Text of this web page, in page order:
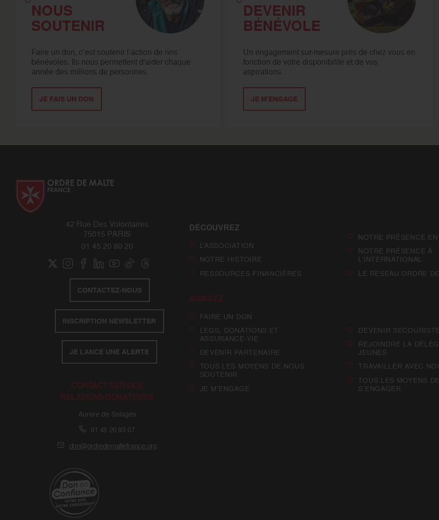
NOUS
SOUTENIR
Faire un don, c’est soutenir l’action de nos
bénévoles. Ils nous permettent d'aider chaque
année des millions de personnes.
JE FAIS UN DON
DEVENIR
BÉNÉVOLE
Un engagement sur-mesure près de chez vous en
fonction de votre disponibilité et de vos
aspirations.
JE M'ENGAGE
42 Rue Des Volontaires
75015 PARIS
01 45 20 80 20
CONTACTEZ-NOUS
INSCRIPTION NEWSLETTER
JE LANCE UNE ALERTE
CONTACT SERVICE
RELATIONS DONATEURS
Aurore de Solages
01 45 20 93 07
don@ordredemaltefrance.org
DÉCOUVREZ
L’ASSOCIATION
NOTRE HISTOIRE
RESSOURCES FINANCIÈRES
NOTRE PRÉSENCE
NOTRE PRÉSENCE À
L’INTERNATIONAL
LE RÉSEAU ORDRE
AGISSEZ
FAIRE UN DON
LEGS, DONATIONS ET
ASSURANCE-VIE
DEVENIR PARTENAIRE
TOUS LES MOYENS DE NOUS
SOUTENIR
JE M’ENGAGE
DEVENIR
REJOINDRE LA
JEUNES
TRAVAILLER AVEC
TOUS LES MOYENS
S’ENGAGER